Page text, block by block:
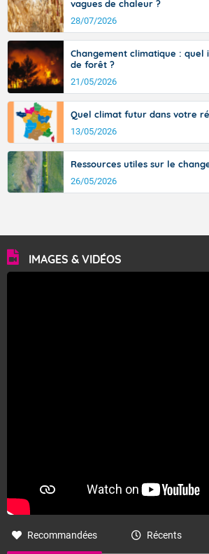
vagues de chaleur ?
28/07/2026
Changement climatique : quel
de forêt ?
21/05/2026
Quel climat futur dans votre
13/05/2026
Ressources utiles sur le
26/05/2026
IMAGES & VIDÉOS
Recommandées Récents